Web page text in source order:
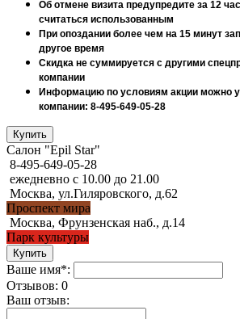
Об отмене визита предупредите за 12
считаться использованным
При опоздании более чем на 15 минут
другое время
Скидка не суммируется с другими
компании
Информацию по условиям акции можно
компании: 8-495-649-05-28
Салон "Epil Star"
8-495-649-05-28
ежедневно с 10.00 до 21.00
Москва, ул.Гиляровского, д.62
Проспект мира
Москва, Фрунзенская наб., д.14
Парк культуры
Ваше имя*:
Отзывов: 0
Ваш отзыв: